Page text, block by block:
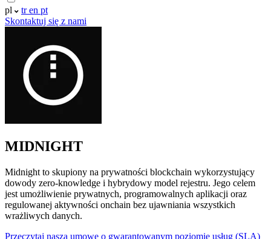
pl tren pt
Skontaktuj się z nami
MIDNIGHT
Midnight to skupiony na prywatności blockchain wykorzystujący
dowody zero-knowledge i hybrydowy model rejestru. Jego celem
jest umożliwienie prywatnych, programowalnych aplikacji oraz
regulowanej aktywności onchain bez ujawniania wszystkich
wrażliwych danych.
Przeczytaj naszą umowę o gwarantowanym poziomie usług (SLA)